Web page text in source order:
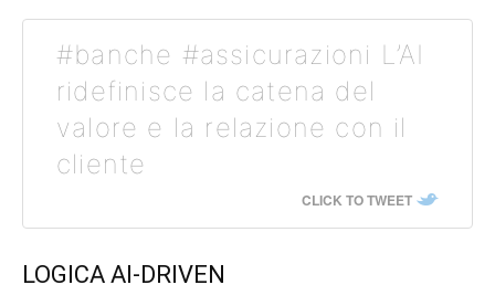
#banche #assicurazioni L’AI
ridefinisce la catena del
valore e la relazione con il
cliente
CLICK TO TWEET
LOGICA AI-DRIVEN